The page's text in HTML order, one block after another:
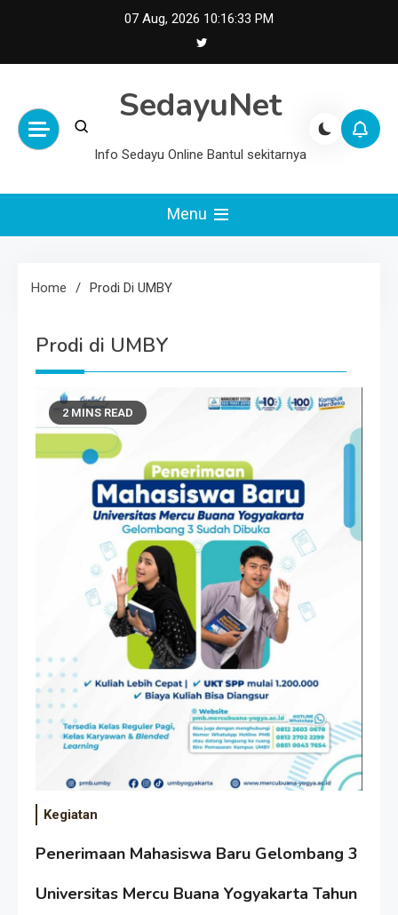
07 Aug, 2026 10:16:34 PM
SedayuNet
Info Sedayu Online Bantul sekitarnya
Menu
Home Prodi Di UMBY
Prodi di UMBY
2 MINS READ
Kegiatan
Penerimaan Mahasiswa Baru Gelombang 3
Universitas Mercu Buana Yogyakarta Tahun